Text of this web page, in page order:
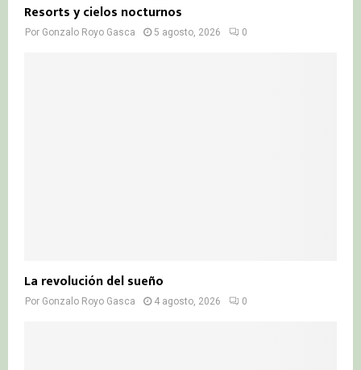
Resorts y cielos nocturnos
Por Gonzalo Royo Gasca 5 agosto, 2026 0
La revolución del sueño
Por Gonzalo Royo Gasca 4 agosto, 2026 0